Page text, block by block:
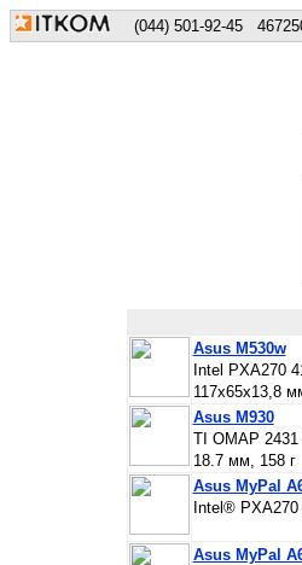
(044) 501-92-45
Asus M530w
Intel PXA270
117x65x13,8
Asus M930
TI OMAP
18.7 мм, 158 г
Asus MyPal
Intel®
Asus MyPal